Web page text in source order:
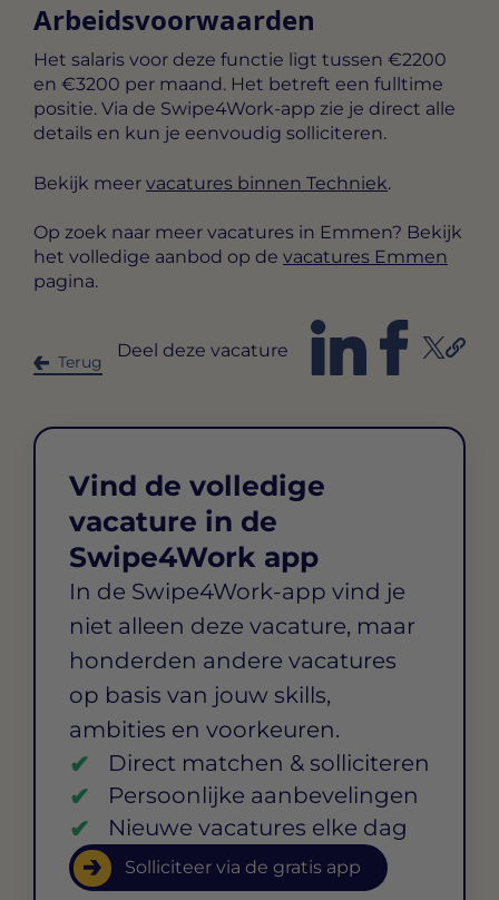
Arbeidsvoorwaarden
Het salaris voor deze functie ligt tussen €2200
en €3200 per maand . Het betreft een fulltime
positie. Via de Swipe4Work-app zie je direct alle
details en kun je eenvoudig solliciteren.
Bekijk meer vacatures binnen Techniek.
Op zoek naar meer vacatures in Emmen? Bekijk
het volledige aanbod op de vacatures Emmen
pagina.
Terug
Deel deze vacature
Vind de volledige
vacature in de
Swipe4Work app
In de Swipe4Work-app vind je
niet alleen deze vacature, maar
honderden andere vacatures
op basis van jouw skills,
ambities en voorkeuren.
Direct matchen & solliciteren
Persoonlijke aanbevelingen
Nieuwe vacatures elke dag
Solliciteer via de gratis app